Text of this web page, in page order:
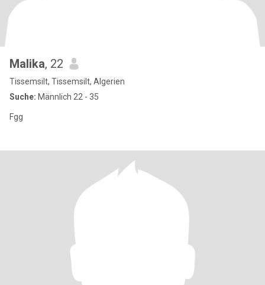
Malika, 22
Tissemsilt, Tissemsilt, Algerien
Suche: Männlich 22 - 35
Fgg